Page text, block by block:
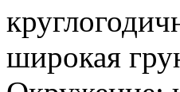
широкая